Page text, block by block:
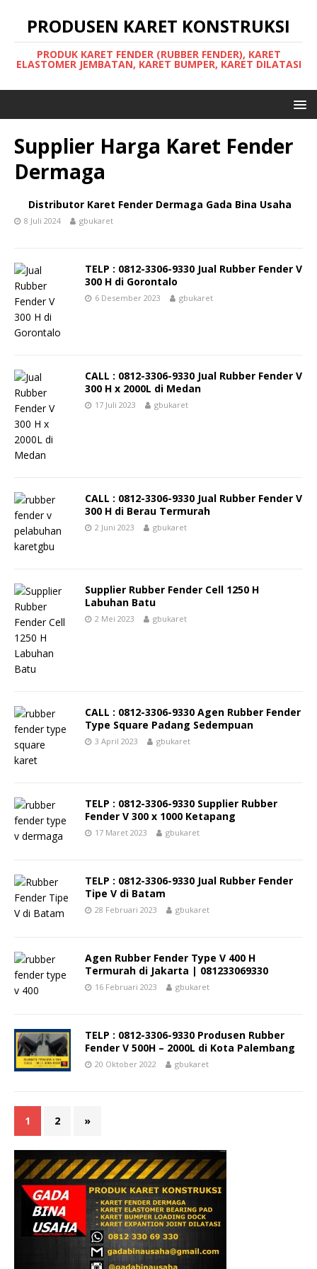
PRODUSEN KARET KONSTRUKSI
PRODUK KARET FENDER (RUBBER FENDER), KARET
ELASTOMER JEMBATAN, KARET BUMPER, KARET DILATASI
Supplier Harga Karet Fender
Dermaga
Distributor Karet Fender Dermaga Gada Bina Usaha
8 Juli 2024 gbukaret
TELP : 0812-3306-9330 Jual Rubber Fender V
300 H di Gorontalo
6 Desember 2023 gbukaret
CALL : 0812-3306-9330 Jual Rubber Fender V
300 H x 2000L di Medan
17 Juli 2023 gbukaret
CALL : 0812-3306-9330 Jual Rubber Fender V
300 H di Berau Termurah
2 Juni 2023 gbukaret
Supplier Rubber Fender Cell 1250 H
Labuhan Batu
2 Mei 2023 gbukaret
CALL : 0812-3306-9330 Agen Rubber Fender
Type Square Padang Sedempuan
3 April 2023 gbukaret
TELP : 0812-3306-9330 Supplier Rubber
Fender V 300 x 1000 Ketapang
17 Maret 2023 gbukaret
TELP : 0812-3306-9330 Jual Rubber Fender
Tipe V di Batam
28 Februari 2023 gbukaret
Agen Rubber Fender Type V 400 H
Termurah di Jakarta | 081233069330
16 Februari 2023 gbukaret
TELP : 0812-3306-9330 Produsen Rubber
Fender V 500H – 2000L di Kota Palembang
20 Oktober 2022 gbukaret
1 2 »